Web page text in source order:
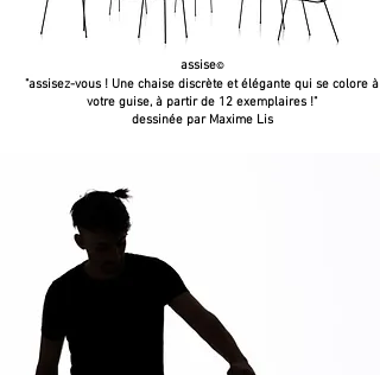
assise©
"assisez-vous ! Une chaise discrète et élégante qui se colore à
votre guise, à partir de 12 exemplaires !"
dessinée par Maxime Lis